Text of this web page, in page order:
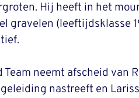
Hij heeft in het
gravelen (leeftijdsklasse
neemt afscheid van
nastreeft en